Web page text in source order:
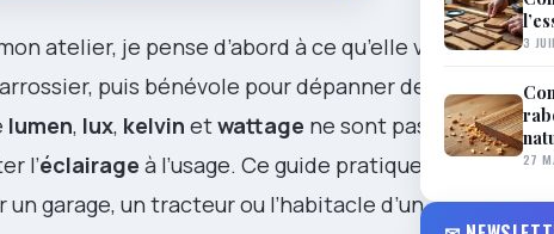
atelier, je pense d’abord à ce qu’elle va
puis bénévole pour dépanner des
lumen, lux, kelvin etwattage ne sont pas que
l’éclairage à l’usage. Ce guide pratique vous
garage, un tracteur ou l’habitacle d’un
3
27